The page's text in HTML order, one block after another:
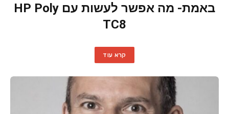
באמת- מה אפשר לעשות עם HP Poly
TC8
קרא עוד